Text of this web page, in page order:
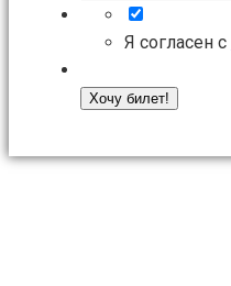
Я согласен с